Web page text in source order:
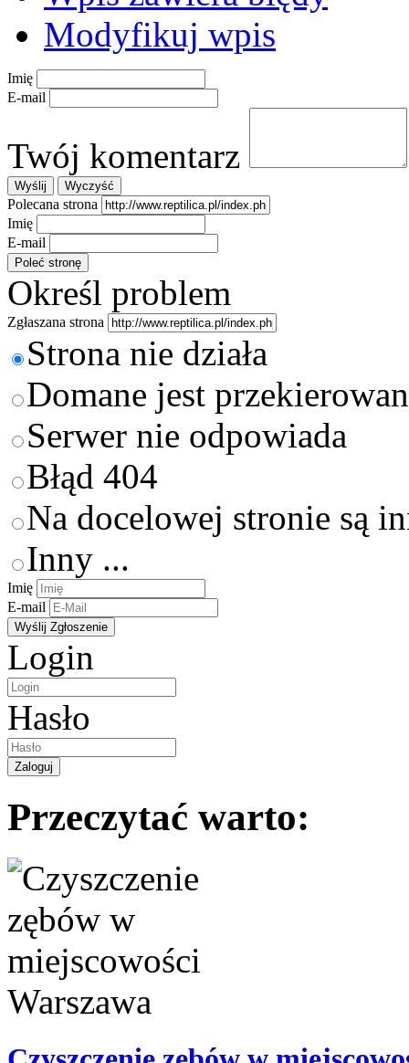
Modyfikuj wpis
Imię
E-mail
Twój komentarz
Polecana strona
Imię
E-mail
Określ problem
Zgłaszana strona
Strona nie działa
Domane jest
Serwer nie odpowiada
Błąd 404
Na docelowej stronie są
Inny ...
Imię
E-mail
Login
Hasło
Przeczytać warto: